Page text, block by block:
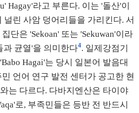
Hagay'라고 부른다. 이는 '돌산'이
널린 사암 덩어리들을 가리킨다. 서
단은 'Sekoan' 또는 'Sekuwan'이라
과 균열'을 의미한다4. 일제강점기
Hagai'는 당시 일본어 발음대
언어 연구 발전 센터가 공고한 현
는 다르다. 다바지엔산은 타이야
로, 부족민들은 등반 전 반드시